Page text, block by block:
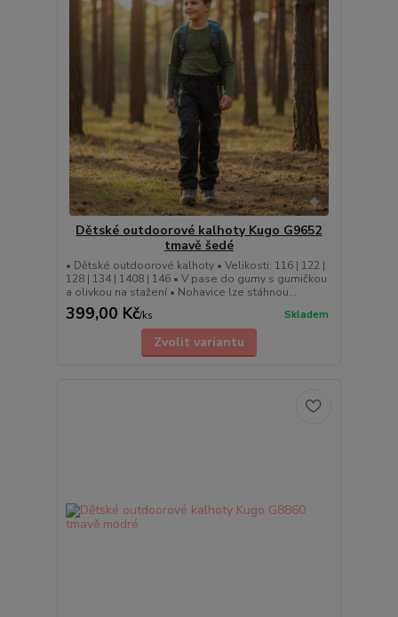
Dětské outdoorové kalhoty Kugo G9652
tmavě šedé
• Dětské outdoorové kalhoty • Velikosti: 116 | 122 |
128 | 134 | 1408 | 146 • V pase do gumy s gumičkou
a olivkou na stažení • Nohavice lze stáhnou...
399,00 Kč/ks Skladem
Zvolit variantu